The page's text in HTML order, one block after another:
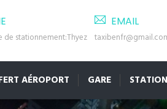
de stationnement:Thyez
EMAIL
AÉROPORT GARE